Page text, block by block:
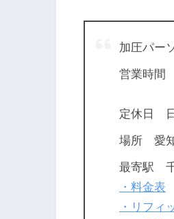
加圧パー
営業時間
定休日
場所 愛
最寄駅
・料金表
・リフィ